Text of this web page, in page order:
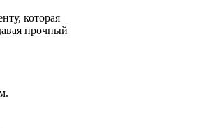
которая
прочный